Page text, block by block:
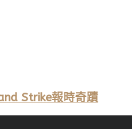
Strike報時奇蹟